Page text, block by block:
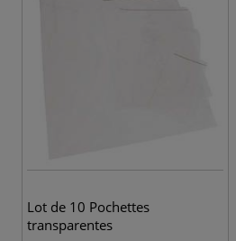
Lot de 10 Pochettes
transparentes